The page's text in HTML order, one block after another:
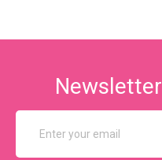
Newsletter